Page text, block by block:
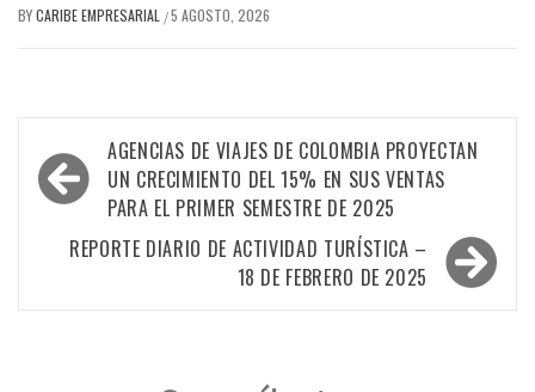
BYCARIBE EMPRESARIAL /5 AGOSTO, 2026
Navegación
de
entradas
AGENCIAS DE VIAJES DE COLOMBIA PROYECTAN
UN CRECIMIENTO DEL 15% EN SUS VENTAS
PARA EL PRIMER SEMESTRE DE 2025
REPORTE DIARIO DE ACTIVIDAD TURÍSTICA –
18 DE FEBRERO DE 2025